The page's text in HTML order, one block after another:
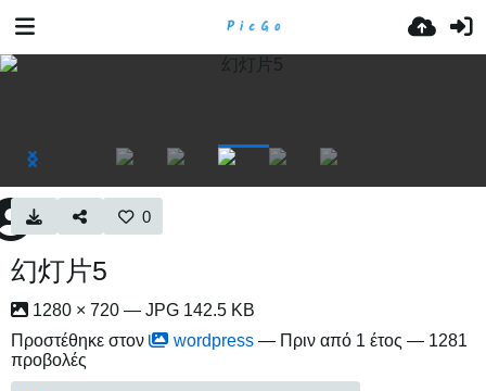
0
幻灯片5
1280 × 720 — JPG 142.5 KB
Προστέθηκε στον
wordpress — Πριν από 1 έτος — 1281
προβολές